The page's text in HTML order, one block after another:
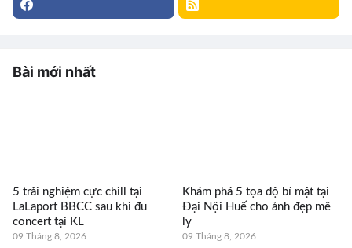
Bài mới nhất
5 trải nghiệm cực chill tại
LaLaport BBCC sau khi đu
concert tại KL
09 Tháng 8, 2026
Khám phá 5 tọa độ bí mật tại
Đại Nội Huế cho ảnh đẹp mê
ly
09 Tháng 8, 2026